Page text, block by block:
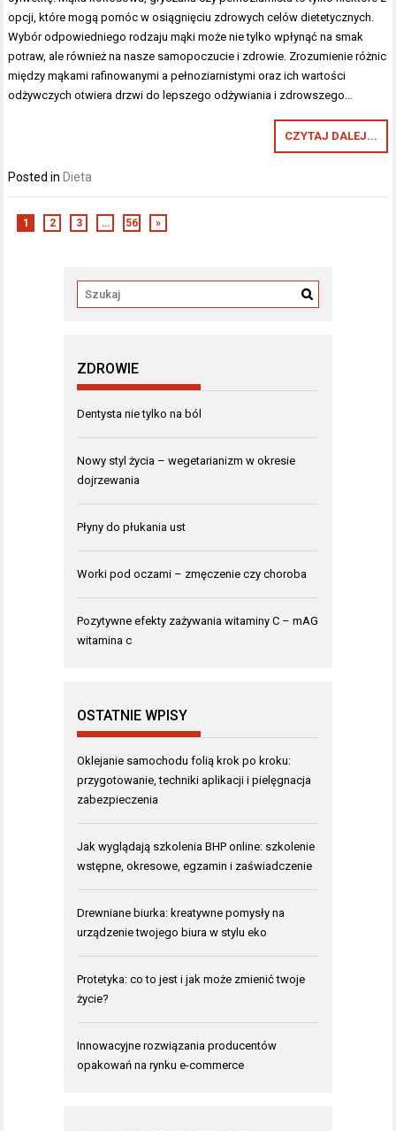
opcji, które mogą pomóc w osiągnięciu zdrowych celów dietetycznych.
Wybór odpowiedniego rodzaju mąki może nie tylko wpłynąć na smak
potraw, ale również na nasze samopoczucie i zdrowie. Zrozumienie różnic
między mąkami rafinowanymi a pełnoziarnistymi oraz ich wartości
odżywczych otwiera drzwi do lepszego odżywiania i zdrowszego…
CZYTAJ DALEJ...
Posted inDieta
1 2 3 … 56 »
ZDROWIE
Dentysta nie tylko na ból
Nowy styl życia – wegetarianizm w okresie
dojrzewania
Płyny do płukania ust
Worki pod oczami – zmęczenie czy choroba
Pozytywne efekty zażywania witaminy C – mAG
witamina c
OSTATNIE WPISY
Oklejanie samochodu folią krok po kroku:
przygotowanie, techniki aplikacji i pielęgnacja
zabezpieczenia
Jak wyglądają szkolenia BHP online: szkolenie
wstępne, okresowe, egzamin i zaświadczenie
Drewniane biurka: kreatywne pomysły na
urządzenie twojego biura w stylu eko
Protetyka: co to jest i jak może zmienić twoje
życie?
Innowacyjne rozwiązania producentów
opakowań na rynku e-commerce